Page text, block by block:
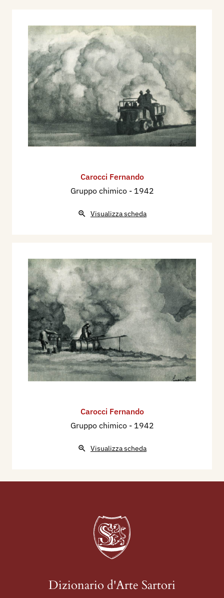
Carocci Fernando
Gruppo chimico - 1942
Visualizza scheda
Carocci Fernando
Gruppo chimico - 1942
Visualizza scheda
Dizionario d'Arte Sartori